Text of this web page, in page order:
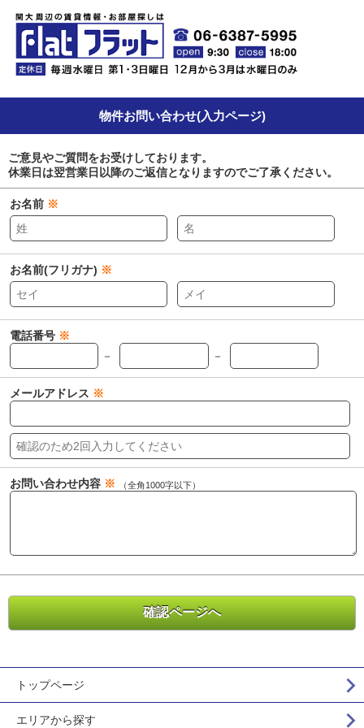
物件お問い合わせ(入力ページ)
ご意見やご質問をお受けしております。
休業日は翌営業日以降のご返信となりますのでご了承ください。
お名前 ※
お名前(フリガナ) ※
電話番号 ※
－
－
メールアドレス ※
お問い合わせ内容 ※ （全角1000字以下）
トップページ
エリアから探す